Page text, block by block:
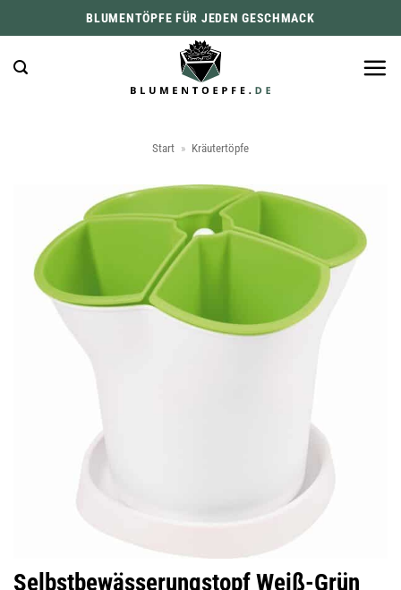
Inhalt
springen
BLUMENTÖPFE FÜR JEDEN GESCHMACK
Start » Kräutertöpfe
Selbstbewässerungstopf Weiß-Grün